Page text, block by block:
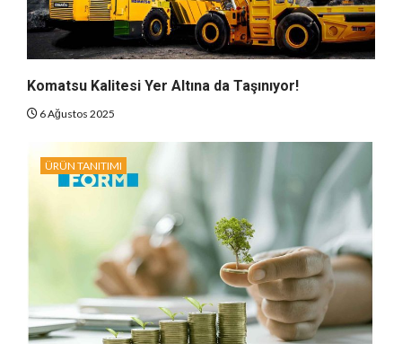
Komatsu Kalitesi Yer Altına da Taşınıyor!
6 Ağustos 2025
ÜRÜN TANITIMI